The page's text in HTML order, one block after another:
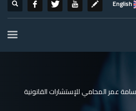
English
عمر المحامي للإستشارات القانونية